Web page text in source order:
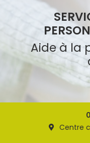
Aide à la
Centre